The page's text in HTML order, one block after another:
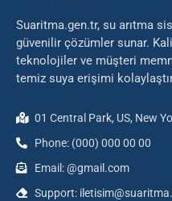
Suaritma.gen.tr, su arıtma
güvenilir çözümler sunar.
teknolojiler ve müşteri
temiz suya erişimi
01 Central Park, US, New
Phone: (000) 000 00 00
Email: @gmail.com
Support: